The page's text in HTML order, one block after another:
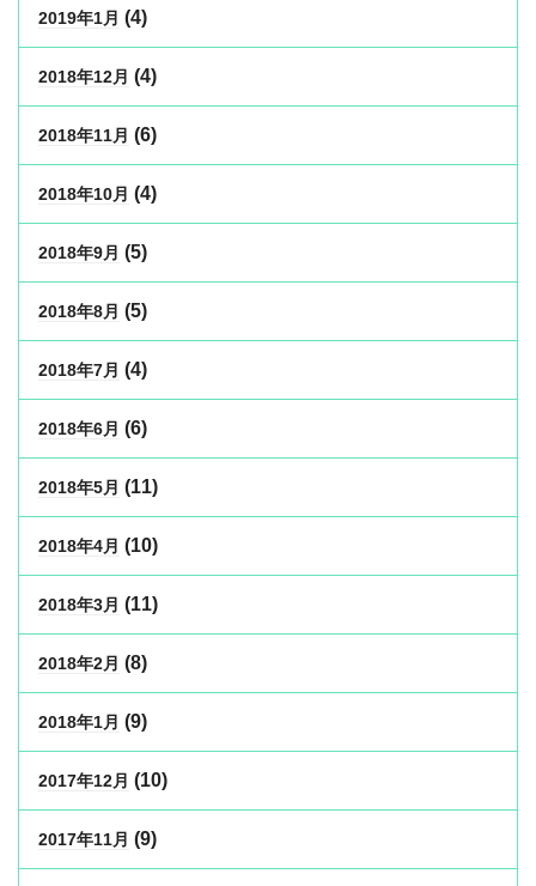
2019年1月 (4)
2018年12月 (4)
2018年11月 (6)
2018年10月 (4)
2018年9月 (5)
2018年8月 (5)
2018年7月 (4)
2018年6月 (6)
2018年5月 (11)
2018年4月 (10)
2018年3月 (11)
2018年2月 (8)
2018年1月 (9)
2017年12月 (10)
2017年11月 (9)